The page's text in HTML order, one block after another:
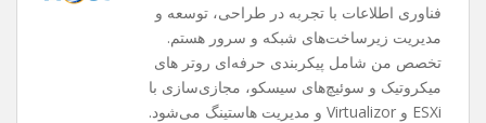
فناوری اطلاعات با تجربه در طراحی، توسعه و
مدیریت زیرساخت‌های شبکه و سرور هستم.
تخصص من شامل پیکربندی حرفه‌ای روتر های
میکروتیک و سوئیچ‌های سیسکو، مجازی‌سازی با
ESXi و Virtualizor و مدیریت هاستینگ می‌شود.